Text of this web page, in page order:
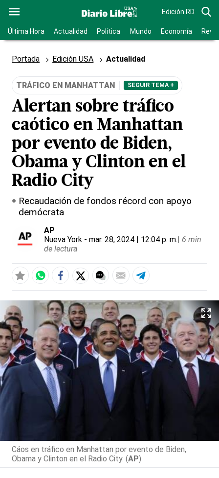
Edición RD
Última Hora Actualidad Política Mundo Economía
Portada Edición USA Actualidad
TRÁFICO EN MANHATTAN SEGUIR TEMA +
Alertan sobre tráfico
caótico en Manhattan
por evento de Biden,
Obama y Clinton en el
Radio City
Recaudación de fondos récord con apoyo
demócrata
AP
Nueva York - mar. 28, 2024 | 12:04 p. m.| 6 min
de lectura
Cáos en tráfico en Manhattan por evento de Biden,
Obama y Clinton en el Radio City. (AP)